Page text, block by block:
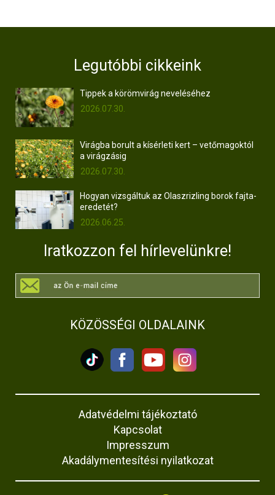
Legutóbbi cikkeink
Tippek a körömvirág neveléséhez
2026.07.30.
Virágba borult a kísérleti kert – vetőmagoktól
a virágzásig
2026.07.30.
Hogyan vizsgáltuk az Olaszrizling borok fajta-
eredetét?
2026.06.25.
Iratkozzon fel hírlevelünkre!
KÖZÖSSÉGI OLDALAINK
Adatvédelmi tájékoztató
Kapcsolat
Impresszum
Akadálymentesítési nyilatkozat